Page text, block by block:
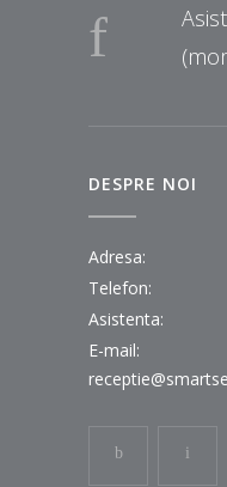
DESPRE NOI
Adresa:
Telefon:
Asistenta:
E-mail: